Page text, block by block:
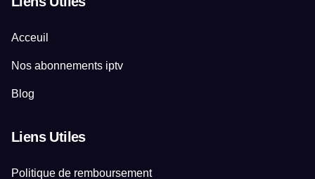
Acceuil
Nos abonnements iptv
Blog
Liens Utiles
Politique de remboursement